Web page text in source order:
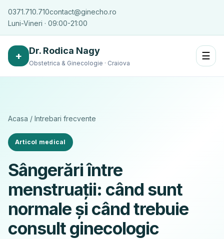
0371.710.710contact@ginecho.ro
Luni-Vineri · 09:00-21:00
+ Dr. Rodica Nagy
Obstetrica & Ginecologie · Craiova
☰
Acasa / Intrebari frecvente
Articol medical
Sângerări între
menstruații: când sunt
normale și când trebuie
consult ginecologic